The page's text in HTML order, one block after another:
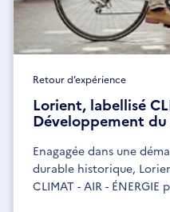
Retour d’expérience
Lorient, labellisé
Développement
Enagagée dans une
durable historique,
CLIMAT - AIR -